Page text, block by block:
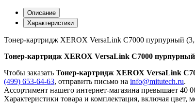
Описание
Характеристики
Тонер-картридж XEROX VersaLink C7000 пурпурный
Тонер-картридж XEROX VersaLink C7000
Чтобы заказать Тонер-картридж XEROX VersaLink
(499) 653-64-63, отправить письмо на info@mitutech.ru.
Ассортимент нашего интернет-магазина превышает 40
Характеристики товара и комплектация, включая цвет,